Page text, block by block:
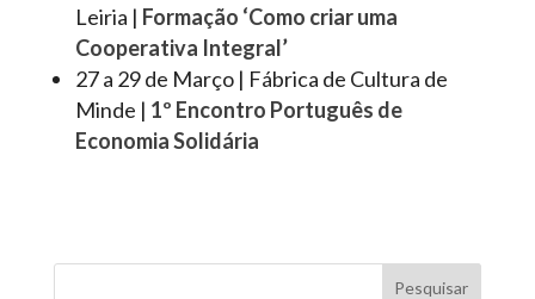
Leiria | Formação ‘Como criar uma
Cooperativa Integral’
27 a 29 de Março | Fábrica de Cultura de
Minde | 1º Encontro Português de
Economia Solidária
Pesquisar